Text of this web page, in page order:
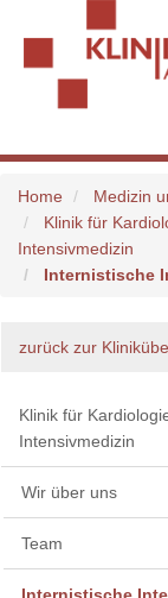
Home Medizin
Klinik für
Intensivmedizin
Internistische
zurück zur
Klinik für
Intensivmedizin
Wir über uns
Team